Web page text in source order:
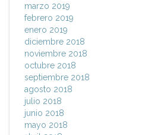
marzo 2019
febrero 2019
enero 2019
diciembre 2018
noviembre 2018
octubre 2018
septiembre 2018
agosto 2018
julio 2018
junio 2018
mayo 2018